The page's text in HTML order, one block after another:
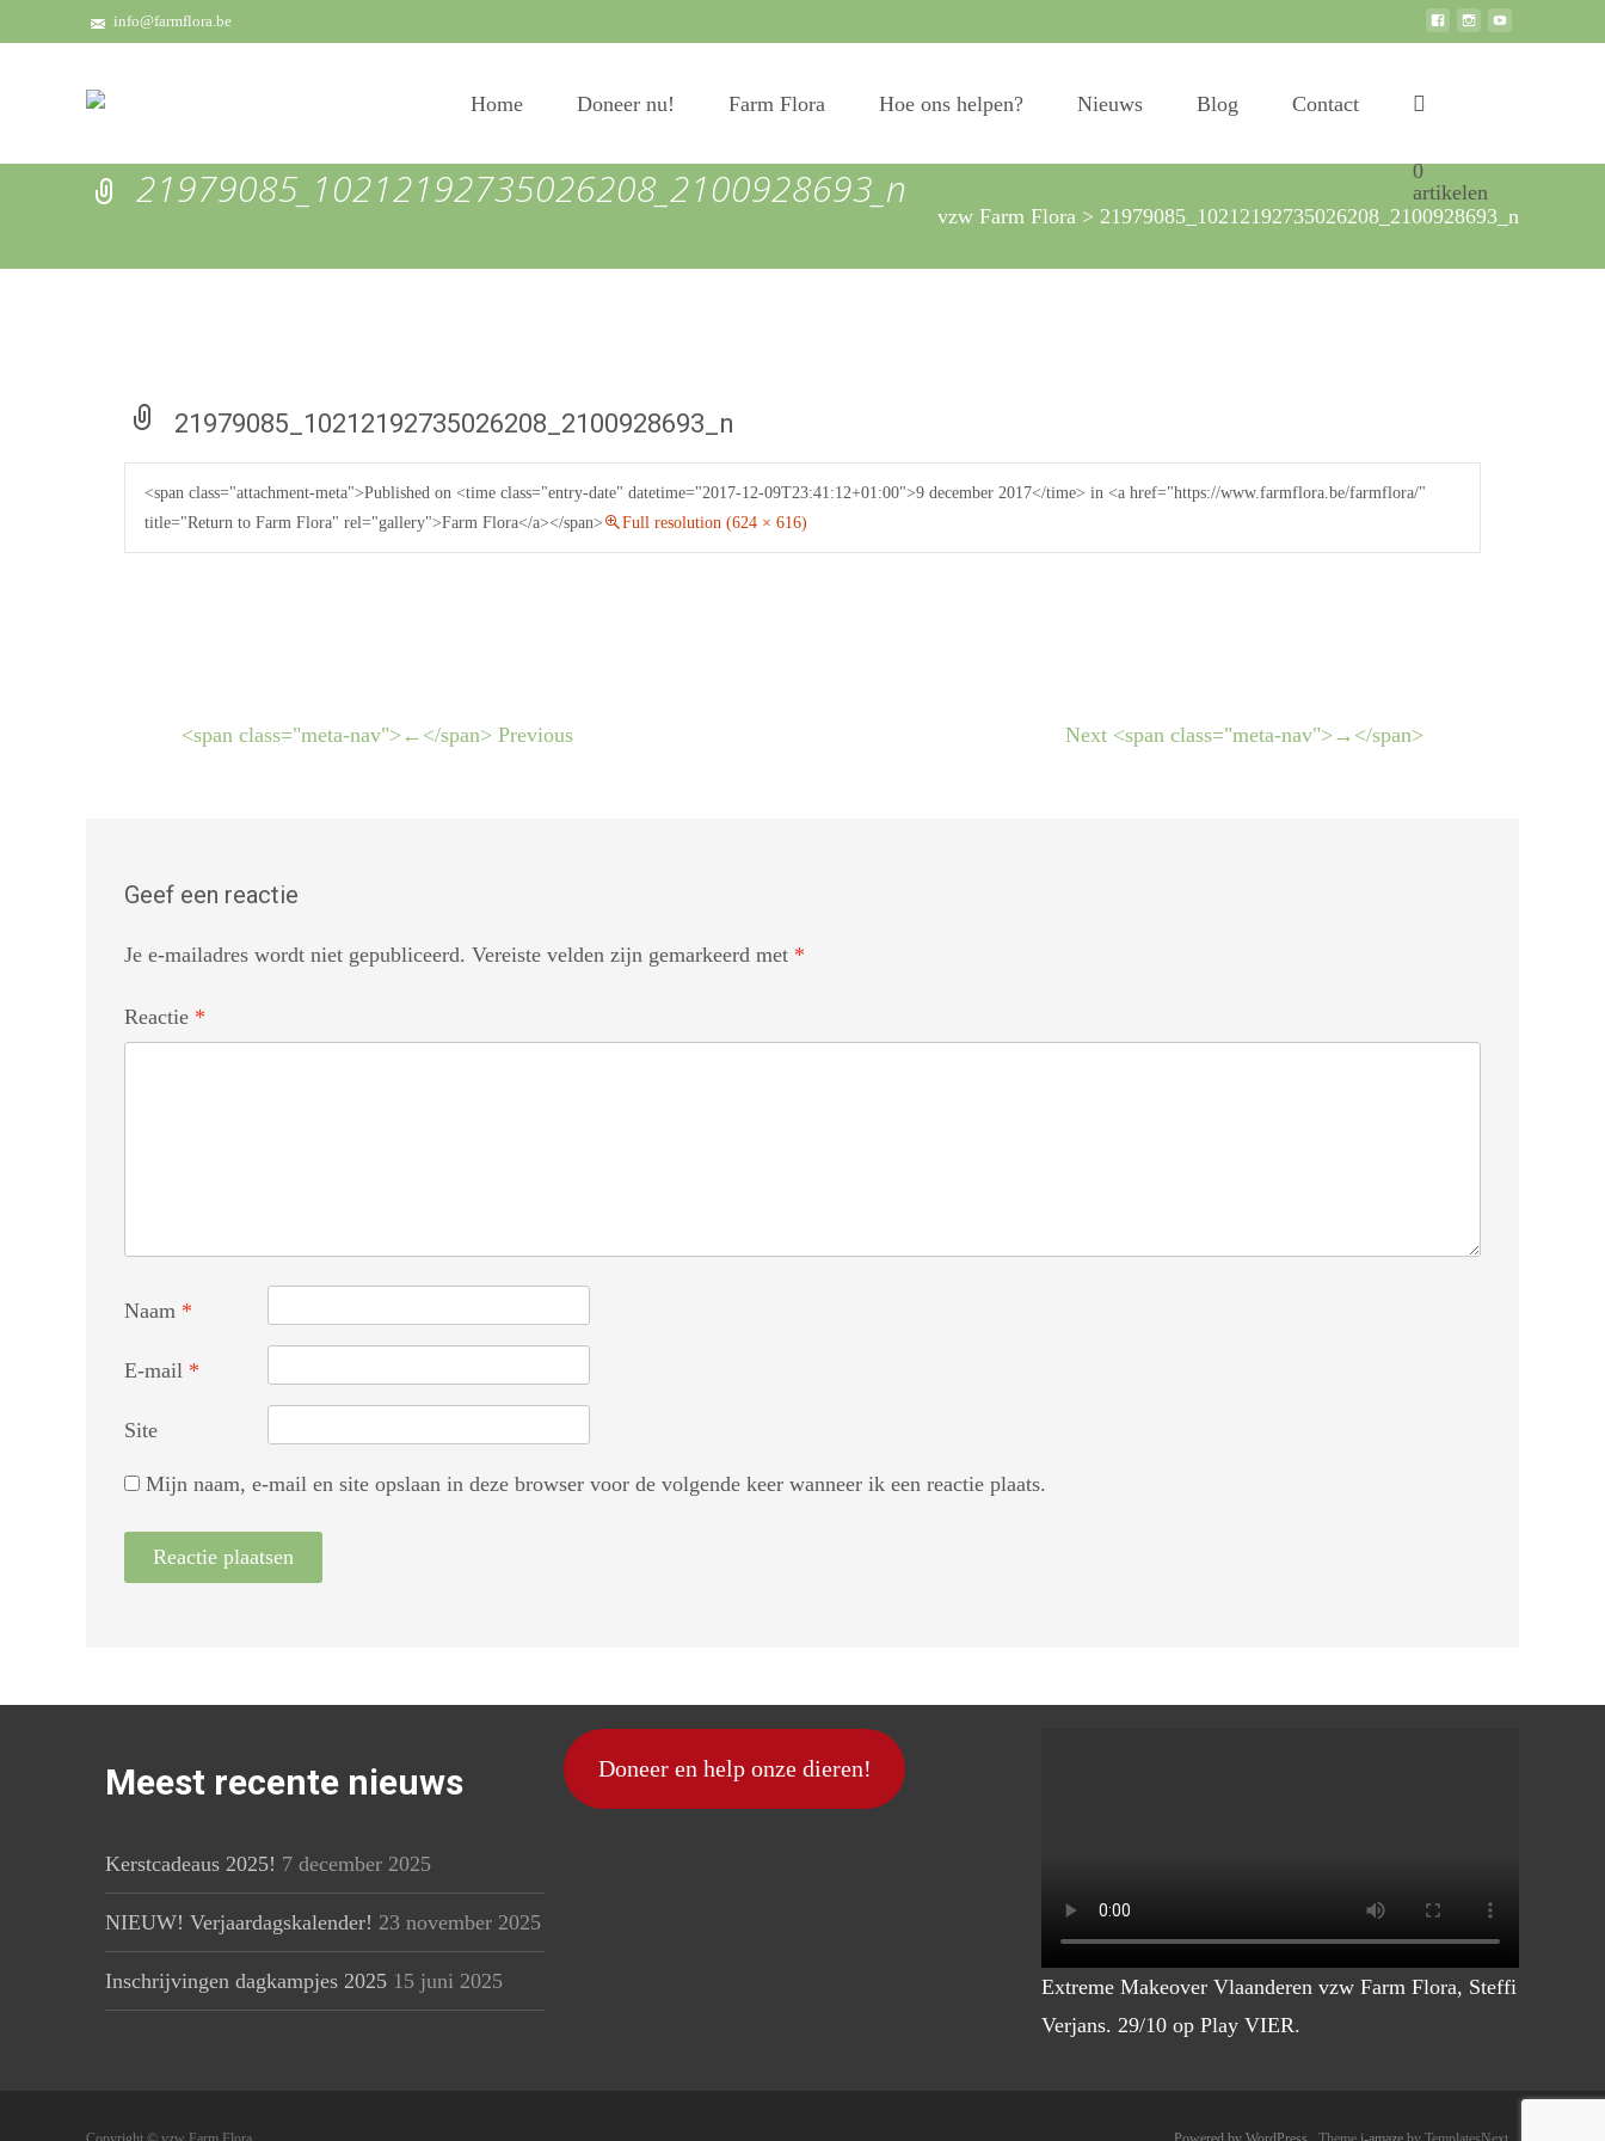
info@farmflora.be
Home Doneer nu! Farm Flora Hoe ons helpen? Nieuws Blog Contact
0
artikelen
21979085_10212192735026208_2100928693_n
vzw Farm Flora > 21979085_10212192735026208_2100928693_n
21979085_10212192735026208_2100928693_n
<span class="attachment-meta">Published on <time class="entry-date" datetime="2017-12-09T23:41:12+01:00">9 december 2017</time> in <a href="https://www.farmflora.be/farmflora/"
title="Return to Farm Flora" rel="gallery">Farm Flora</a></span>
Full resolution (624 × 616)
<span class="meta-nav">←</span> Previous Next <span class="meta-nav">→</span>
Geef een reactie
Je e-mailadres wordt niet gepubliceerd. Vereiste velden zijn gemarkeerd met *
Reactie *
Naam *
E-mail *
Site
Mijn naam, e-mail en site opslaan in deze browser voor de volgende keer wanneer ik een reactie plaats.
Meest recente nieuws
Kerstcadeaus 2025! 7 december 2025
NIEUW! Verjaardagskalender! 23 november 2025
Inschrijvingen dagkampjes 2025 15 juni 2025
Doneer en help onze dieren!
Extreme Makeover Vlaanderen vzw Farm Flora, Steffi
Verjans. 29/10 op Play VIER.